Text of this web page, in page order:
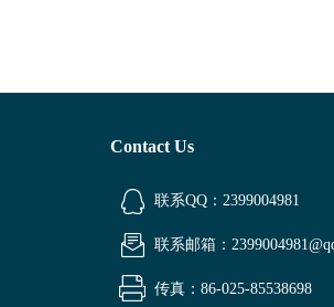
Contact Us
联系QQ：2399004981
联系邮箱：
传真：86-025-85538698